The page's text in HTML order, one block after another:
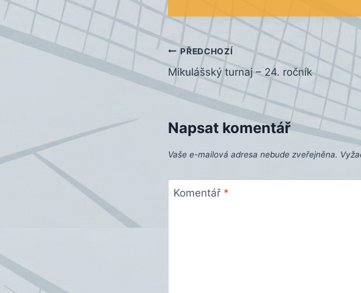
Navigace
pro
příspěvek
PŘEDCHOZÍ
Mikulášský turnaj – 24. ročník
Napsat komentář
Vaše e-mailová adresa nebude zveřejněna.
Komentář *